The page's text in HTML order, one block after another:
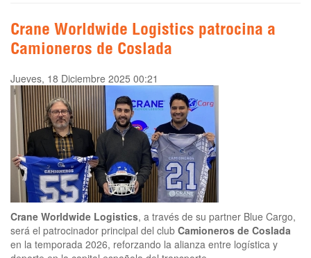
Crane Worldwide Logistics patrocina a
Camioneros de Coslada
Jueves, 18 Diciembre 2025 00:21
Crane Worldwide Logistics, a través de su partner Blue Cargo,
será el patrocinador principal del club Camioneros de Coslada
en la temporada 2026, reforzando la alianza entre logística y